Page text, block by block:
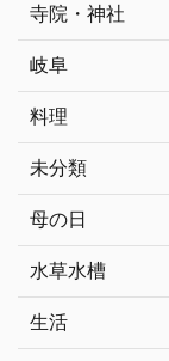
寺院・神社
岐阜
料理
未分類
母の日
水草水槽
生活